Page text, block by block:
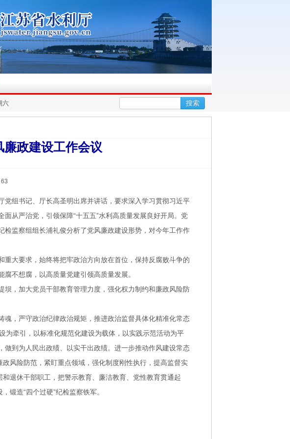
▪ 全省水利重点工程建设一季度实现“开门... 太浦河后续一期工程启动建设
六 搜索
政建设工作会议
63
组书记、厅长高圣明出席并讲话，要求深入学习贯彻习近平
从严治党，引领保障“十五五”水利高质量发展良好开局。党
监察组组长浦礼俊分析了党风廉政建设形势，对今年工作作
大要求，始终将把牢政治方向放在首位，保持反腐败斗争的
不想腐，以高质量党建引领高质量发展。
，加大党员干部教育管理力度，强化权力制约和廉政风险防
，严守政治纪律政治规矩，推进政治监督具体化精准化常态
为牵引，以标准化规范化建设为载体，以实践示范活动为平
到为人民出政绩、以实干出政绩。进一步推动作风建设常态
风险防范，紧盯重点领域，强化制度刚性执行，提高监督实
退休干部职工，把警示教育、廉洁教育、党性教育贯通起
锻造“四个过硬”纪检监察铁军。